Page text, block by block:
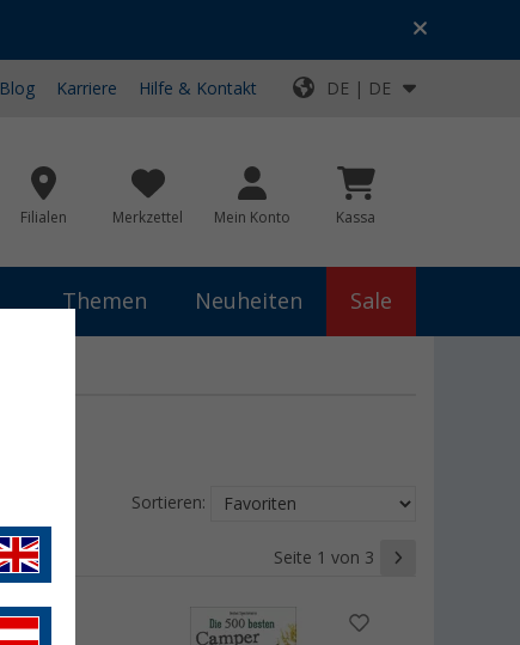
Top-Deals für dein Abenteuer!
Blog Karriere Hilfe & Kontakt DE | DE
Filialen Merkzettel Mein Konto Kassa
Themen Neuheiten Sale
Sortieren:
Seite 1 von 3